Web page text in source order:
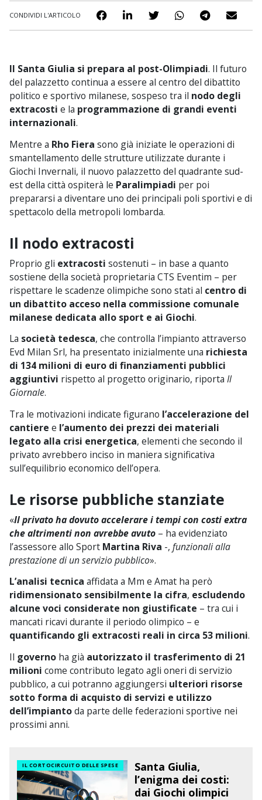
CONDIVIDI L'ARTICOLO
Il Santa Giulia si prepara al post-Olimpiadi. Il futuro
del palazzetto continua a essere al centro del dibattito
politico e sportivo milanese, sospeso tra il nodo degli
extracosti e la programmazione di grandi eventi
internazionali.
Mentre a Rho Fiera sono già iniziate le operazioni di
smantellamento delle strutture utilizzate durante i
Giochi Invernali, il nuovo palazzetto del quadrante sud-
est della città ospiterà le Paralimpiadi per poi
prepararsi a diventare uno dei principali poli sportivi e di
spettacolo della metropoli lombarda.
Il nodo extracosti
Proprio gli extracosti sostenuti – in base a quanto
sostiene della società proprietaria CTS Eventim – per
rispettare le scadenze olimpiche sono stati al centro di
un dibattito acceso nella commissione comunale
milanese dedicata allo sport e ai Giochi.
La società tedesca, che controlla l’impianto attraverso
Evd Milan Srl, ha presentato inizialmente una richiesta
di 134 milioni di euro di finanziamenti pubblici
aggiuntivi rispetto al progetto originario, riporta Il
Giornale.
Tra le motivazioni indicate figurano l’accelerazione del
cantiere e l’aumento dei prezzi dei materiali
legato alla crisi energetica, elementi che secondo il
privato avrebbero inciso in maniera significativa
sull’equilibrio economico dell’opera.
Le risorse pubbliche stanziate
«Il privato ha dovuto accelerare i tempi con costi extra
che altrimenti non avrebbe avuto– ha evidenziato
l’assessore allo Sport Martina Riva -, funzionali alla
prestazione di un servizio pubblico».
L’analisi tecnica affidata a Mm e Amat ha però
ridimensionato sensibilmente la cifra, escludendo
alcune voci considerate non giustificate – tra cui i
mancati ricavi durante il periodo olimpico – e
quantificando gli extracosti reali in circa 53 milioni.
Il governo ha già autorizzato il trasferimento di 21
milioni come contributo legato agli oneri di servizio
pubblico, a cui potranno aggiungersi ulteriori risorse
sotto forma di acquisto di servizi e utilizzo
dell’impiantoda parte delle federazioni sportive nei
prossimi anni.
IL CORTOCIRCUITO DELLE SPESE
Santa Giulia,
l’enigma dei costi:
dai Giochi olimpici